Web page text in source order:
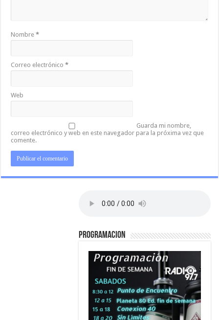
Nombre*
Correo electrónico*
Web
Guarda mi nombre,
correo electrónico y web en este navegador para la próxima vez que
comente.
PROGRAMACION